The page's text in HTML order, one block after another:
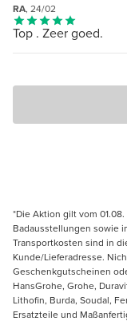
RA, 24/02
Top . Zeer goed.
*Die Aktion gilt vom
Badausstellungen sowie
Transportkosten sind in
Kunde/Lieferadresse.
Geschenkgutscheinen
HansGrohe, Grohe,
Lithofin, Burda, Soudal,
Ersatzteile und